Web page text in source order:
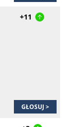
+11
GŁOSUJ >